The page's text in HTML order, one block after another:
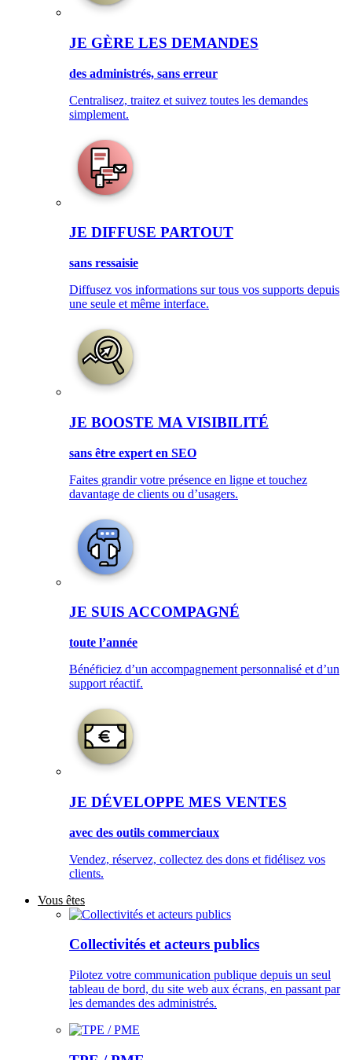
JE GÈRE LES DEMANDES
des administrés, sans erreur
Centralisez, traitez et suivez toutes les demandes
simplement.
JE DIFFUSE PARTOUT
sans ressaisie
Diffusez vos informations sur tous vos supports depuis
une seule et même interface.
JE BOOSTE MA VISIBILITÉ
sans être expert en SEO
Faites grandir votre présence en ligne et touchez
davantage de clients ou d’usagers.
JE SUIS ACCOMPAGNÉ
toute l’année
Bénéficiez d’un accompagnement personnalisé et d’un
support réactif.
JE DÉVELOPPE MES VENTES
avec des outils commerciaux
Vendez, réservez, collectez des dons et fidélisez vos
clients.
Vous êtes
Collectivités et acteurs publics
Pilotez votre communication publique depuis un seul
tableau de bord, du site web aux écrans, en passant par
les demandes des administrés.